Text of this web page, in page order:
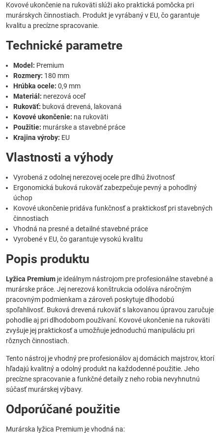
Kovové ukončenie na rukoväti slúži ako praktická pomôcka pri
murárskych činnostiach. Produkt je vyrábaný v EU, čo garantuje
kvalitu a precízne spracovanie.
Technické parametre
Model: Premium
Rozmery: 180 mm
Hrúbka ocele: 0,9 mm
Materiál: nerezová oceľ
Rukoväť: buková drevená, lakovaná
Kovové ukončenie: na rukoväti
Použitie: murárske a stavebné práce
Krajina výroby: EU
Vlastnosti a výhody
Vyrobená z odolnej nerezovej ocele pre dlhú životnosť
Ergonomická buková rukoväť zabezpečuje pevný a pohodlný
úchop
Kovové ukončenie pridáva funkčnosť a praktickosť pri stavebných
činnostiach
Vhodná na presné a detailné stavebné práce
Vyrobené v EU, čo garantuje vysokú kvalitu
Popis produktu
Lyžica Premium je ideálnym nástrojom pre profesionálne stavebné a
murárske práce. Jej nerezová konštrukcia odoláva náročným
pracovným podmienkam a zároveň poskytuje dlhodobú
spoľahlivosť. Buková drevená rukoväť s lakovanou úpravou zaručuje
pohodlie aj pri dlhodobom používaní. Kovové ukončenie na rukoväti
zvyšuje jej praktickosť a umožňuje jednoduchú manipuláciu pri
rôznych činnostiach.
Tento nástroj je vhodný pre profesionálov aj domácich majstrov, ktorí
hľadajú kvalitný a odolný produkt na každodenné použitie. Jeho
precízne spracovanie a funkčné detaily z neho robia nevyhnutnú
súčasť murárskej výbavy.
Odporúčané použitie
Murárska lyžica Premium je vhodná na: